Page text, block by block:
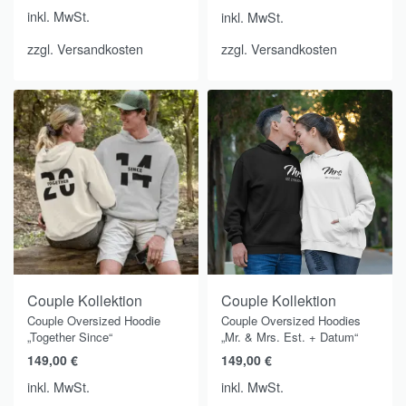
inkl. MwSt.
zzgl. Versandkosten
inkl. MwSt.
zzgl. Versandkosten
Couple Kollektion
Couple Oversized Hoodie
„Together Since“
149,00 €
inkl. MwSt.
Couple Kollektion
Couple Oversized Hoodies
„Mr. & Mrs. Est. + Datum“
149,00 €
inkl. MwSt.